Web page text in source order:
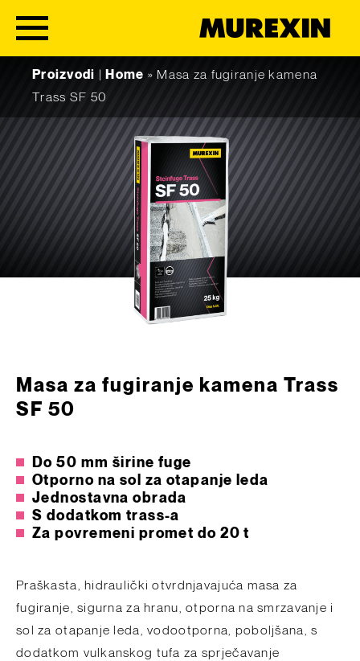
Proizvodi
Home » Masa za fugiranje kamena
Trass SF 50
Masa za fugiranje kamena Trass
SF 50
Do 50 mm širine fuge
Otporno na sol za otapanje leda
Jednostavna obrada
S dodatkom trass-a
Za povremeni promet do 20 t
Praškasta, hidraulički otvrdnjavajuća masa za
fugiranje, sigurna za hranu, otporna na smrzavanje i
sol za otapanje leda, vodootporna, poboljšana, s
dodatkom vulkanskog tufa za sprječavanje